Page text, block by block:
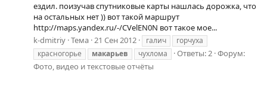
ездил. поизучав спутниковые карты нашлась дорожка, что
на остальных нет )) вот такой маршрут
http://maps.yandex.ru/-/CVelEN0N вот такое мое...
k-dmitriy Тема 21 Сен 2012 галич
горчуха
красногорье
макарьев чухлома Ответы: 2 Форум:
Фото, видео и текстовые отчёты